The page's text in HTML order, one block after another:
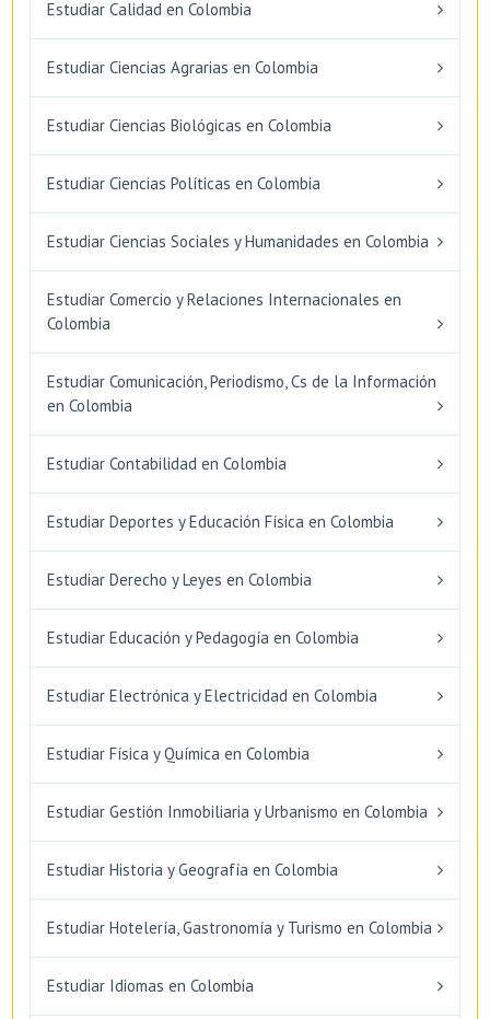
Estudiar Calidad en Colombia
Estudiar Ciencias Agrarias en Colombia
Estudiar Ciencias Biológicas en Colombia
Estudiar Ciencias Políticas en Colombia
Estudiar Ciencias Sociales y Humanidades en Colombia
Estudiar Comercio y Relaciones Internacionales en
Colombia
Estudiar Comunicación, Periodismo, Cs de la Información
en Colombia
Estudiar Contabilidad en Colombia
Estudiar Deportes y Educación Física en Colombia
Estudiar Derecho y Leyes en Colombia
Estudiar Educación y Pedagogía en Colombia
Estudiar Electrónica y Electricidad en Colombia
Estudiar Física y Química en Colombia
Estudiar Gestión Inmobiliaria y Urbanismo en Colombia
Estudiar Historia y Geografía en Colombia
Estudiar Hotelería, Gastronomía y Turismo en Colombia
Estudiar Idiomas en Colombia